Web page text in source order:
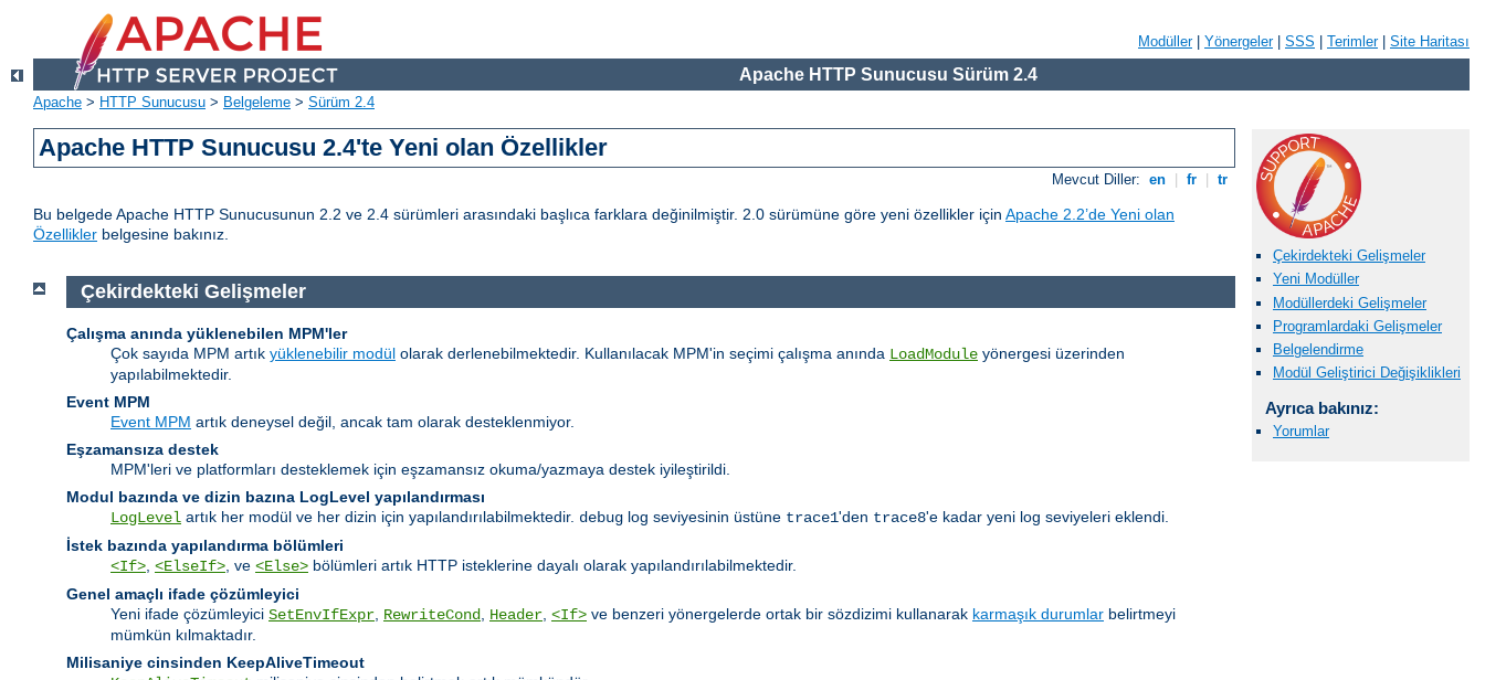
Modüller| Yönergeler| SSS Terimler| Site Haritası
Apache HTTP Sunucusu Sürüm 2.4
Apache > HTTP Sunucusu > Belgeleme > Sürüm 2.4
Apache HTTP Sunucusu 2.4'te Yeni olan Özellikler
Mevcut Diller: en fr tr
Bu belgede Apache HTTP Sunucusunun 2.2 ve 2.4 sürümleri arasındaki başlıca farklara değinilmiştir. 2.0 sürümüne göre yeni özellikler için Apache 2.2’de Yeni olan
Özellikler belgesine bakınız.
Çekirdekteki Gelişmeler
Yeni Modüller
Modüllerdeki Gelişmeler
Programlardaki Gelişmeler
Belgelendirme
Modül Geliştirici Değişiklikleri
Ayrıca bakınız:
Yorumlar
Çekirdekteki Gelişmeler
Çalışma anında yüklenebilen MPM'ler
Çok sayıda MPM artık yüklenebilir modül olarak derlenebilmektedir. Kullanılacak MPM'in seçimi çalışma anında LoadModule yönergesi üzerinden
yapılabilmektedir.
Event MPM
Event MPM artık deneysel değil, ancak tam olarak desteklenmiyor.
Eşzamansıza destek
MPM'leri ve platformları desteklemek için eşzamansız okuma/yazmaya destek iyileştirildi.
Modul bazında ve dizin bazına LogLevel yapılandırması
LogLevel artık her modül ve her dizin için yapılandırılabilmektedir. debug log seviyesinin üstüne trace1'den trace8'e kadar yeni log seviyeleri eklendi.
İstek bazında yapılandırma bölümleri
<If> <ElseIf> , ve <Else> bölümleri artık HTTP isteklerine dayalı olarak yapılandırılabilmektedir.
Genel amaçlı ifade çözümleyici
Yeni ifade çözümleyici SetEnvIfExpr RewriteCond Header <If> ve benzeri yönergelerde ortak bir sözdizimi kullanarak karmaşık durumlar belirtmeyi
mümkün kılmaktadır.
Milisaniye cinsinden KeepAliveTimeout